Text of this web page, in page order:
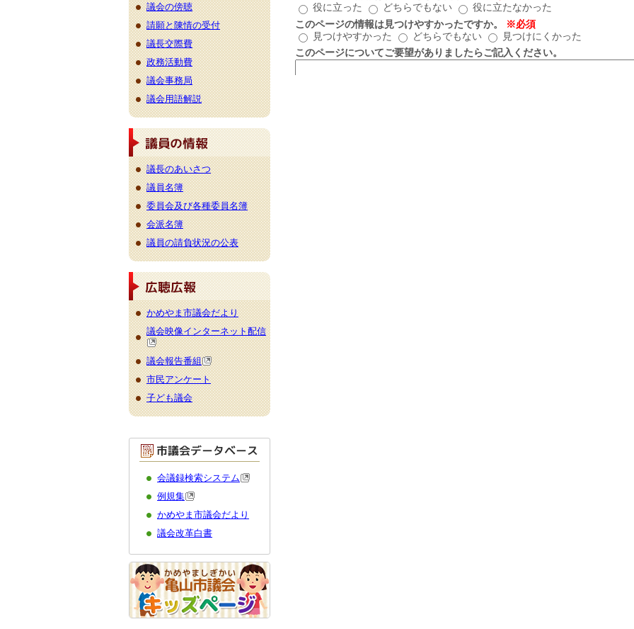
議会の傍聴
請願と陳情の受付
議長交際費
政務活動費
議会事務局
議会用語解説
議長のあいさつ
議員名簿
委員会及び各種委員名簿
会派名簿
議員の請負状況の公表
かめやま市議会だより
議会映像インターネット配信
議会報告番組
市民アンケート
子ども議会
会議録検索システム
例規集
かめやま市議会だより
議会改革白書